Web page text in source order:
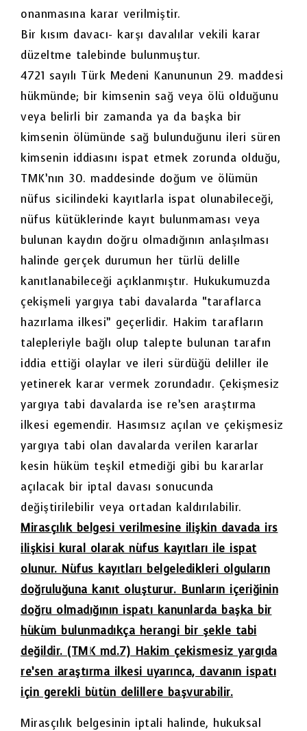
onanmasına karar verilmiştir.
Bir kısım davacı- karşı davalılar vekili karar
düzeltme talebinde bulunmuştur.
4721 sayılı Türk Medeni Kanununun 29. maddesi
hükmünde; bir kimsenin sağ veya ölü olduğunu
veya belirli bir zamanda ya da başka bir
kimsenin ölümünde sağ bulunduğunu ileri süren
kimsenin iddiasını ispat etmek zorunda olduğu,
TMK’nın 30. maddesinde doğum ve ölümün
nüfus sicilindeki kayıtlarla ispat olunabileceği,
nüfus kütüklerinde kayıt bulunmaması veya
bulunan kaydın doğru olmadığının anlaşılması
halinde gerçek durumun her türlü delille
kanıtlanabileceği açıklanmıştır. Hukukumuzda
çekişmeli yargıya tabi davalarda “taraflarca
hazırlama ilkesi” geçerlidir. Hakim tarafların
talepleriyle bağlı olup talepte bulunan tarafın
iddia ettiği olaylar ve ileri sürdüğü deliller ile
yetinerek karar vermek zorundadır. Çekişmesiz
yargıya tabi davalarda ise re’sen araştırma
ilkesi egemendir. Hasımsız açılan ve çekişmesiz
yargıya tabi olan davalarda verilen kararlar
kesin hüküm teşkil etmediği gibi bu kararlar
açılacak bir iptal davası sonucunda
değiştirilebilir veya ortadan kaldırılabilir.
Mirasçılık belgesi verilmesine ilişkin davada irs
ilişkisi kural olarak nüfus kayıtları ile ispat
olunur. Nüfus kayıtları belgeledikleri olguların
doğruluğuna kanıt oluşturur. Bunların içeriğinin
doğru olmadığının ispatı kanunlarda başka bir
hüküm bulunmadıkça herangi bir şekle tabi
değildir. (TMK md.7) Hakim çekismesiz yargıda
re’sen araştırma ilkesi uyarınca, davanın ispatı
için gerekli bütün delillere başvurabilir.
Mirasçılık belgesinin iptali halinde, hukuksal